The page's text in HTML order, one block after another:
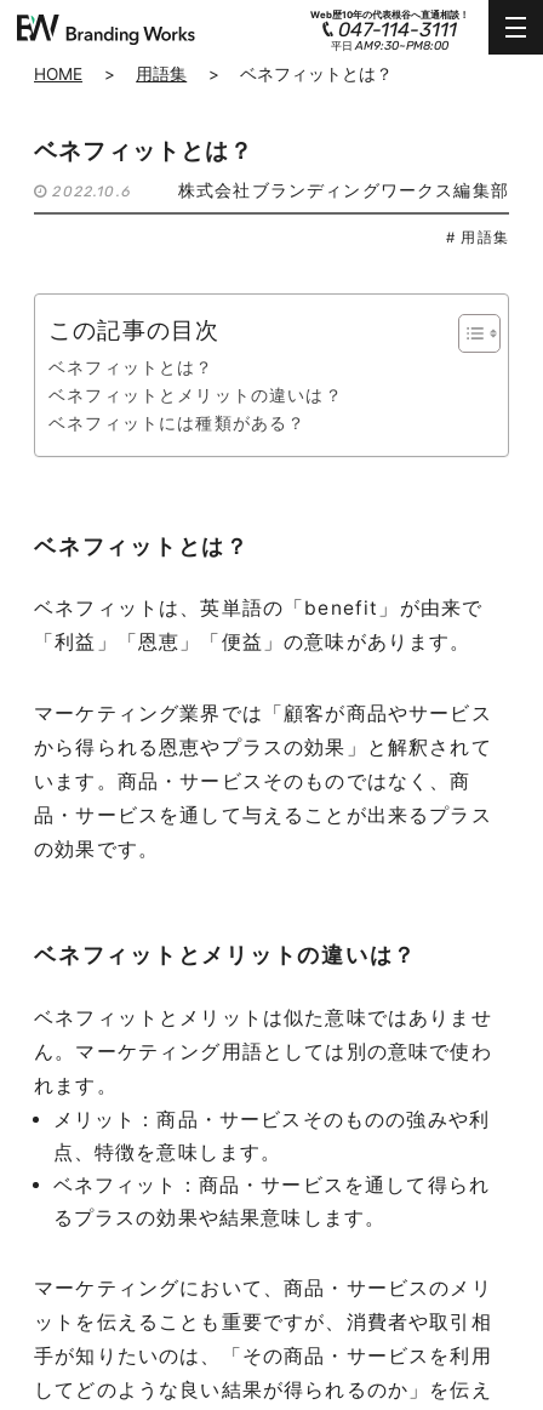
Web歴10年の代表根谷へ直通相談！
047-114-3111
平日AM9:30~PM8:00
HOME > 用語集 > ベネフィットとは？
ベネフィットとは？
2022.10.6 株式会社ブランディングワークス編集部
# 用語集
この記事の目次
ベネフィットとは？
ベネフィットとメリットの違いは？
ベネフィットには種類がある？
ベネフィットとは？
ベネフィットは、英単語の「benefit」が由来で
「利益」「恩恵」「便益」の意味があります。
マーケティング業界では「顧客が商品やサービス
から得られる恩恵やプラスの効果」と解釈されて
います。商品・サービスそのものではなく、商
品・サービスを通して与えることが出来るプラス
の効果です。
ベネフィットとメリットの違いは？
ベネフィットとメリットは似た意味ではありませ
ん。マーケティング用語としては別の意味で使わ
れます。
メリット：商品・サービスそのものの強みや利
点、特徴を意味します。
ベネフィット：商品・サービスを通して得られ
るプラスの効果や結果意味します。
マーケティングにおいて、商品・サービスのメリ
ットを伝えることも重要ですが、消費者や取引相
手が知りたいのは、「その商品・サービスを利用
してどのような良い結果が得られるのか」を伝え